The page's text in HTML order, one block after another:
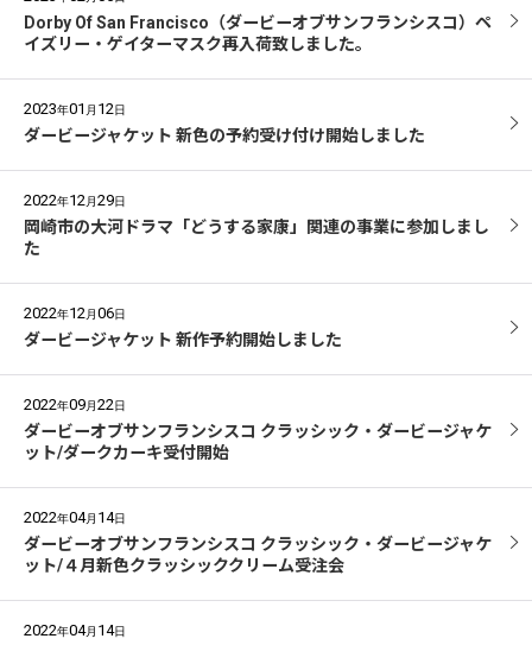
Dorby Of San Francisco（ダービーオブサンフランシスコ）ペ
イズリー・ゲイターマスク再入荷致しました。
2023年01 月 12日
ダービージャケット 新色の予約受け付け開始しました
2022年12 月29日
岡崎市の大河ドラマ「どうする家康」関連の事業に参加しまし
た
2022年12 月06日
ダービージャケット 新作予約開始しました
2022年09月22日
ダービーオブサンフランシスコ クラッシック・ダービージャケ
ット/ダークカーキ受付開始
2022年04月 14日
ダービーオブサンフランシスコ クラッシック・ダービージャケ
ット/４月新色クラッシッククリーム受注会
2022年04月 14日